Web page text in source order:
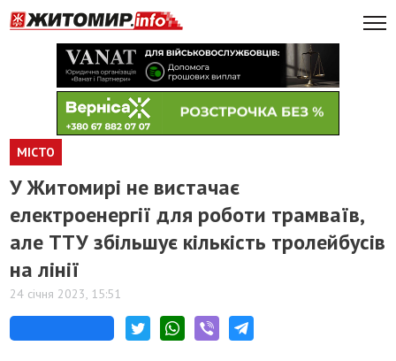
МІСТО
У Житомирі не вистачає
електроенергії для роботи трамваїв,
але ТТУ збільшує кількість тролейбусів
на лінії
24 січня 2023, 15:51